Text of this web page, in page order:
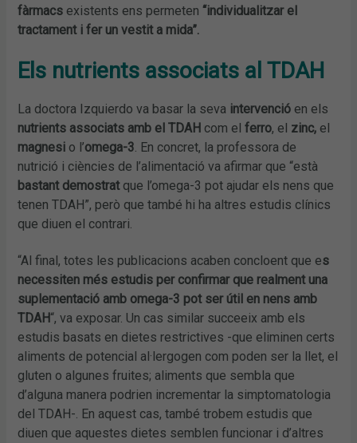
fàrmacs existents ens permeten “individualitzar el
tractament i fer un vestit a mida”.
Els nutrients associats al TDAH
La doctora Izquierdo va basar la seva intervenció en els
nutrients associats amb el TDAH com elferro, el zinc, el
magnesi o l’omega-3 . En concret, la professora de
nutrició i ciències de l’alimentació va afirmar que “està
bastant demostratque l’omega-3 pot ajudar els nens que
tenen TDAH”, però que també hi ha altres estudis clínics
que diuen el contrari.
“Al final, totes les publicacions acaben concloent que es
necessiten més estudis per confirmar que realment una
suplementació amb omega-3 pot ser útil en nens amb
TDAH“, va exposar. Un cas similar succeeix amb els
estudis basats en dietes restrictives -que eliminen certs
aliments de potencial al·lergogen com poden ser la llet, el
gluten o algunes fruites; aliments que sembla que
d’alguna manera podrien incrementar la simptomatologia
del TDAH-. En aquest cas, també trobem estudis que
diuen que aquestes dietes semblen funcionar i d’altres